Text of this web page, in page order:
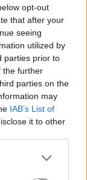
opt-out
that after your
seeing
utilized by
parties prior to
the further
parties on the
may
IAB’s List of
it to other
ψηφιακών
να δουν
το